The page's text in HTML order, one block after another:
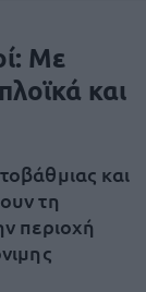
Με
και
και
τη
περιοχή